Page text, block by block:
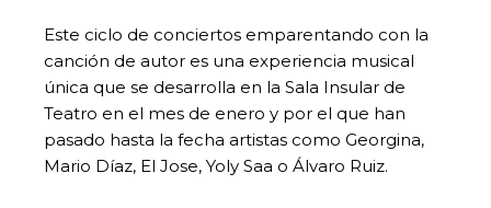
Este ciclo de conciertos emparentando con la
canción de autor es una experiencia musical
única que se desarrolla en la Sala Insular de
Teatro en el mes de enero y por el que han
pasado hasta la fecha artistas como Georgina,
Mario Díaz, El Jose, Yoly Saa o Álvaro Ruiz.